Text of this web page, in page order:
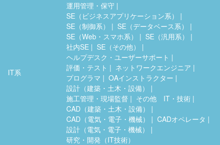
IT系
運用管理・保守
SE（ビジネスアプリケーション系）
SE（制御系）
SE（データベース系）
SE（Web・スマホ系）
SE（汎用系）
社内SE
SE（その他）
ヘルプデスク・ユーザーサポート
評価・テスト
ネットワークエンジニア
プログラマ
OAインストラクター
設計（建築・土木・設備）
施工管理・現場監督
その他 IT・技術
CAD（建築・土木・設備）
CAD（電気・電子・機械）
CADオペレータ
設計（電気・電子・機械）
研究・開発（IT技術）